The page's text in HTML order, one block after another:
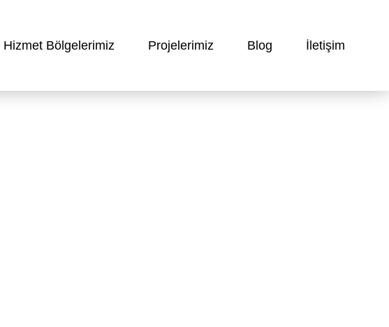
Hizmet Bölgelerimiz Projelerimiz Blog İletişim